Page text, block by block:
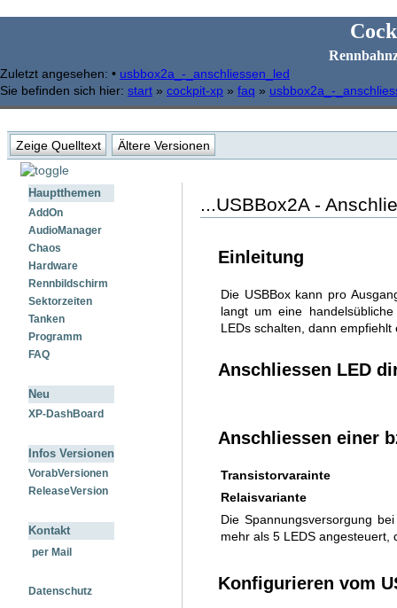
Zuletzt angesehen: • usbbox2a_-_anschliessen_led
Sie befinden sich hier: start » cockpit-xp » faq » usbbox2a_-
Zeige Quelltext Ältere Versionen
Hauptthemen
AddOn
AudioManager
Chaos
Hardware
Rennbildschirm
Sektorzeiten
Tanken
Programm
FAQ
Neu
XP-DashBoard
Infos Versionen
VorabVersionen
ReleaseVersion
Kontakt
per Mail
Datenschutz
...USBBox2A -
Einleitung
Die USBBox kann pro
langt um eine
LEDs schalten, dann
Anschliessen LED
Anschliessen einer
Transistorvarainte
Relaisvariante
Die Spannungsversorgung
mehr als 5 LEDS angesteuert,
Konfigurieren vom